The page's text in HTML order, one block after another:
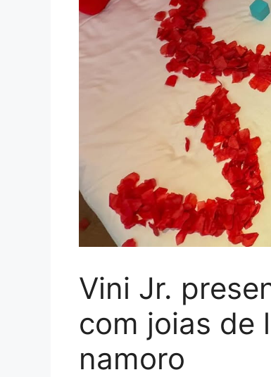
Vini Jr.
com joias de
namoro